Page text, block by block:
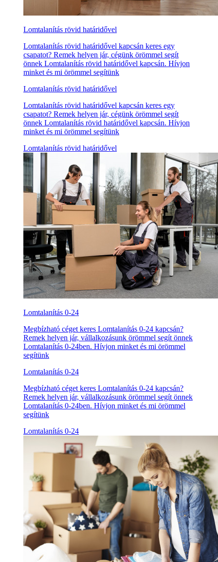
Lomtalanítás rövid határidővel
Lomtalanítás rövid határidővel kapcsán keres egy
csapatot? Remek helyen jár, cégünk örömmel segít
önnek Lomtalanítás rövid határidővel kapcsán. Hívjon
minket és mi örömmel segítünk
Lomtalanítás rövid határidővel
Lomtalanítás rövid határidővel kapcsán keres egy
csapatot? Remek helyen jár, cégünk örömmel segít
önnek Lomtalanítás rövid határidővel kapcsán. Hívjon
minket és mi örömmel segítünk
Lomtalanítás rövid határidővel
Lomtalanítás 0-24
Megbízható céget keres Lomtalanítás 0-24 kapcsán?
Remek helyen jár, vállalkozásunk örömmel segít önnek
Lomtalanítás 0-24ben. Hívjon minket és mi örömmel
segítünk
Lomtalanítás 0-24
Megbízható céget keres Lomtalanítás 0-24 kapcsán?
Remek helyen jár, vállalkozásunk örömmel segít önnek
Lomtalanítás 0-24ben. Hívjon minket és mi örömmel
segítünk
Lomtalanítás 0-24